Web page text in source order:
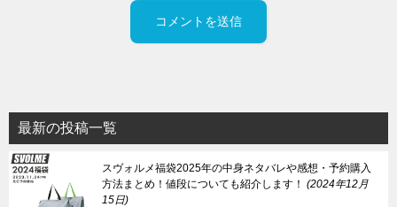
最新の投稿一覧
スヴォルメ福袋2025年の中身ネタバレや感想・予約購入
方法まとめ！値段についても紹介します！
2024年12月
15日